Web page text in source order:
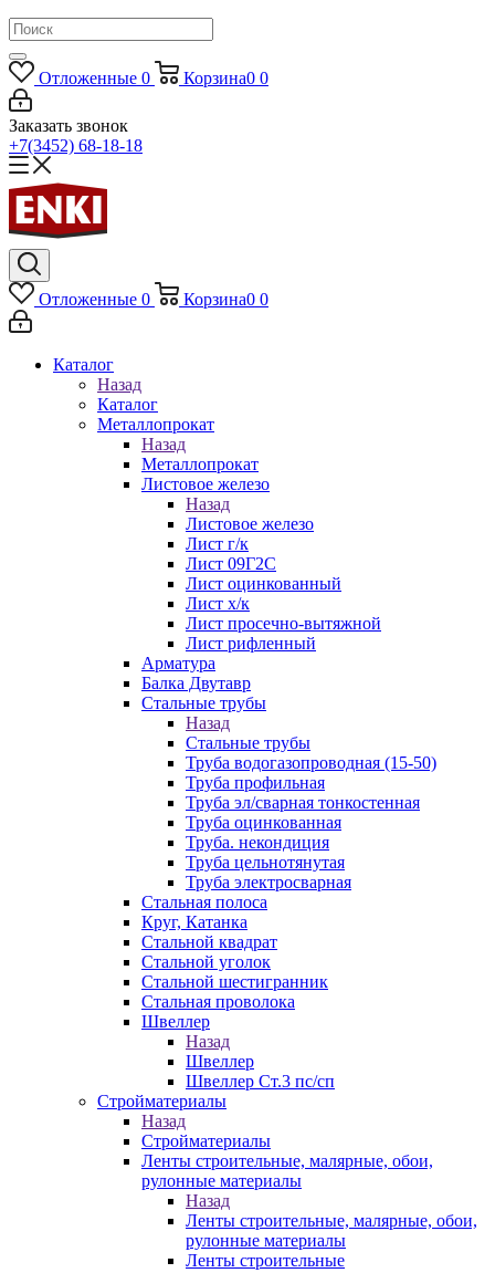
Отложенные 0 Корзина0 0
Заказать звонок
+7(3452) 68-18-18
Отложенные 0 Корзина0 0
Каталог
Назад
Каталог
Металлопрокат
Назад
Металлопрокат
Листовое железо
Назад
Листовое железо
Лист г/к
Лист 09Г2С
Лист оцинкованный
Лист х/к
Лист просечно-вытяжной
Лист рифленный
Арматура
Балка Двутавр
Стальные трубы
Назад
Стальные трубы
Труба водогазопроводная (15-50)
Труба профильная
Труба эл/сварная тонкостенная
Труба оцинкованная
Труба. некондиция
Труба цельнотянутая
Труба электросварная
Стальная полоса
Круг, Катанка
Стальной квадрат
Стальной уголок
Стальной шестигранник
Стальная проволока
Швеллер
Назад
Швеллер
Швеллер Ст.3 пс/сп
Стройматериалы
Назад
Стройматериалы
Ленты строительные, малярные, обои,
рулонные материалы
Назад
Ленты строительные, малярные, обои,
рулонные материалы
Ленты строительные